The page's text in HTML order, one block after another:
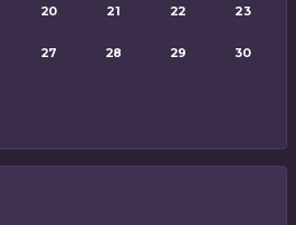
20 21 22 23
27 28 29 30